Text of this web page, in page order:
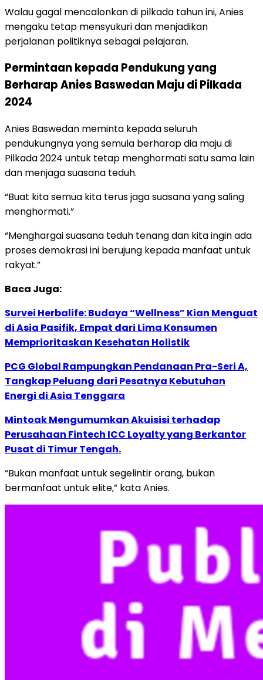
Walau gagal mencalonkan di pilkada tahun ini, Anies
mengaku tetap mensyukuri dan menjadikan
perjalanan politiknya sebagai pelajaran.
Permintaan kepada Pendukung yang
Berharap Anies Baswedan Maju di Pilkada
2024
Anies Baswedan meminta kepada seluruh
pendukungnya yang semula berharap dia maju di
Pilkada 2024 untuk tetap menghormati satu sama lain
dan menjaga suasana teduh.
“Buat kita semua kita terus jaga suasana yang saling
menghormati.”
“Menghargai suasana teduh tenang dan kita ingin ada
proses demokrasi ini berujung kepada manfaat untuk
rakyat.”
Baca Juga:
Survei Herbalife: Budaya “Wellness” Kian Menguat
di Asia Pasifik, Empat dari Lima Konsumen
Memprioritaskan Kesehatan Holistik
PCG Global Rampungkan Pendanaan Pra-Seri A,
Tangkap Peluang dari Pesatnya Kebutuhan
Energi di Asia Tenggara
Mintoak Mengumumkan Akuisisi terhadap
Perusahaan Fintech ICC Loyalty yang Berkantor
Pusat di Timur Tengah.
“Bukan manfaat untuk segelintir orang, bukan
bermanfaat untuk elite,” kata Anies.